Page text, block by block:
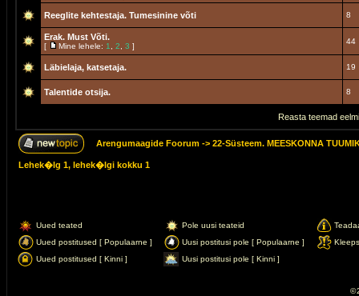
Reeglite kehtestaja. Tumesinine võti 8
Erak. Must Võti.
[ Mine lehele: 1 2 3 ]
44
Läbielaja, katsetaja. 19
Talentide otsija. 8
Reasta teemad
Arengumaagide Foorum -> 22-Süsteem. MEESKONNA
Lehek�lg 1, lehek�lgi kokku 1
Uued teated Pole uusi teateid
Uued postitused [ Populaarne ]
Uusi postitusi pole [ Populaarne ]
Kleeps
Uued postitused [ Kinni ]
Uusi postitusi pole [ Kinni ]
©